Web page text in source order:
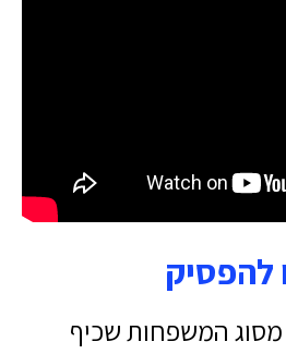
להפסיק
המשפחות שכיף